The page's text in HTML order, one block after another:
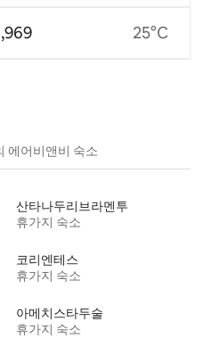
25°C
에어비앤비 숙소
산타나두리브라멘투
휴가지 숙소
코리엔테스
휴가지 숙소
아메치스타두술
휴가지 숙소